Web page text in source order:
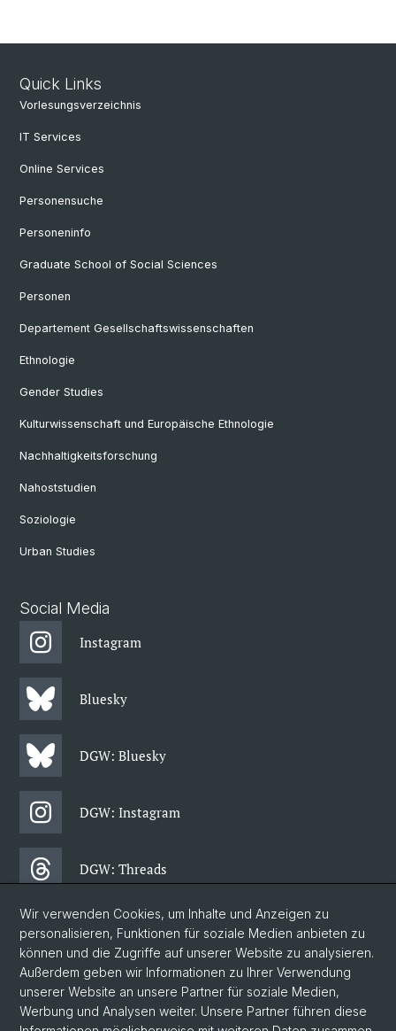
Quick Links
Vorlesungsverzeichnis
IT Services
Online Services
Personensuche
Personeninfo
Graduate School of Social Sciences
Personen
Departement Gesellschaftswissenschaften
Ethnologie
Gender Studies
Kulturwissenschaft und Europäische Ethnologie
Nachhaltigkeitsforschung
Nahoststudien
Soziologie
Urban Studies
Social Media
Instagram
Bluesky
DGW: Bluesky
DGW: Instagram
DGW: Threads
DGW: Facebook
DGW: Newsletter
Wir verwenden Cookies, um Inhalte und Anzeigen zu
personalisieren, Funktionen für soziale Medien anbieten zu
können und die Zugriffe auf unserer Website zu analysieren.
Außerdem geben wir Informationen zu Ihrer Verwendung
unserer Website an unsere Partner für soziale Medien,
Werbung und Analysen weiter. Unsere Partner führen diese